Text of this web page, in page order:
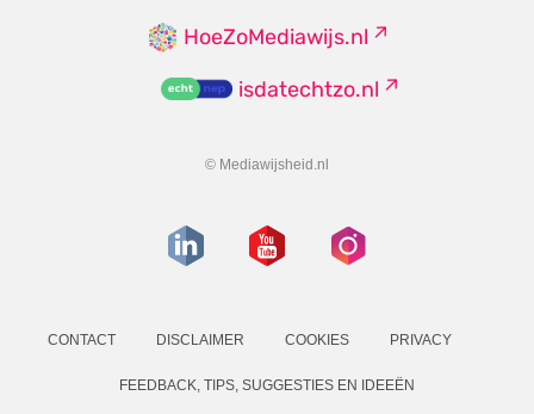
HoeZoMediawijs.nl
isdatechtzo.nl
© Mediawijsheid.nl
CONTACT DISCLAIMER COOKIES PRIVACY
FEEDBACK, TIPS, SUGGESTIES EN IDEEËN